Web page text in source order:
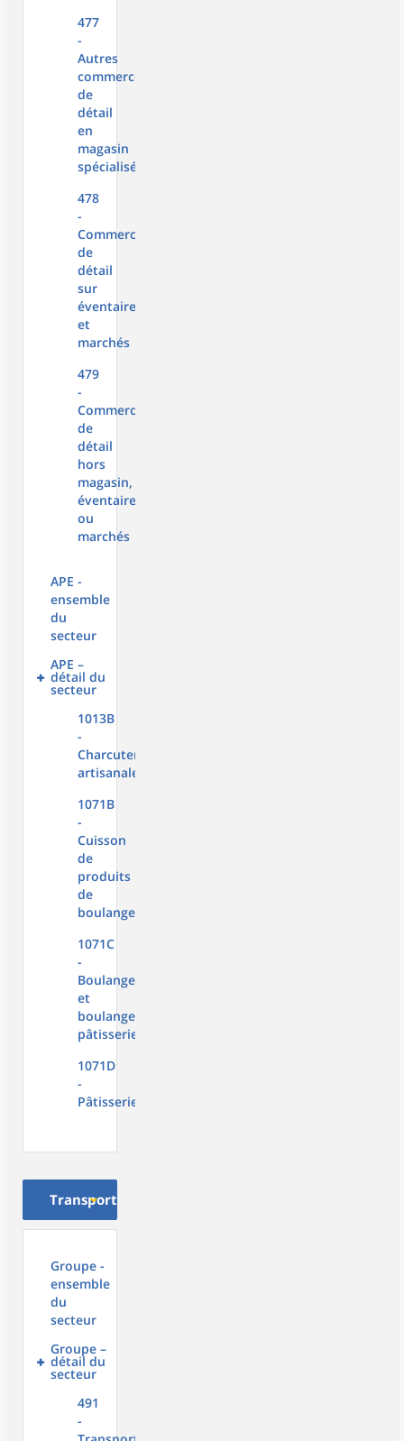
477
-
Autres
commerces
de
détail
en
magasin
spécialisé
478
-
Commerce
de
détail
sur
éventaires
et
marchés
479
-
Commerce
de
détail
hors
magasin,
éventaires
ou
marchés
APE -
ensemble
du
secteur
APE –
détail du
secteur
1013B
-
Charcuterie
artisanale
1071B
-
Cuisson
de
produits
de
boulangerie
1071C
-
Boulangerie
et
boulangerie-
pâtisserie
1071D
-
Pâtisserie
Transport
Groupe -
ensemble
du
secteur
Groupe –
détail du
secteur
491
-